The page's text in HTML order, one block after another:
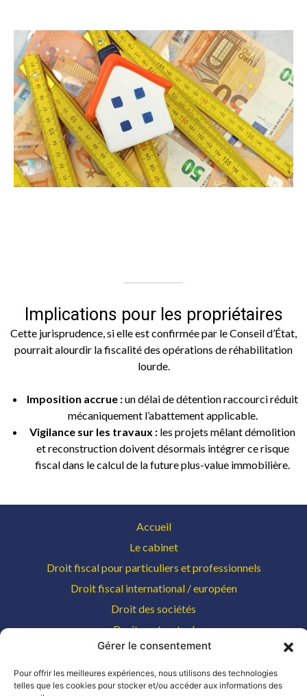
Gérer le consentement
Pour offrir les meilleures expériences, nous utilisons des technologies
telles que les cookies pour stocker et/ou accéder aux informations des
Implications pour les propriétaires
Cette jurisprudence, si elle est confirmée par le Conseil d’État,
pourrait alourdir la fiscalité des opérations de réhabilitation
lourde.
Imposition accrue :un délai de détention raccourci réduit
mécaniquement l’abattement applicable.
Vigilance sur les travaux : les projets mêlant démolition
et reconstruction doivent désormais intégrer ce risque
fiscal dans le calcul de la future plus-value immobilière.
Accueil
Le cabinet
Droit fiscal pour particuliers et professionnels
Droit fiscal international / européen
Droit des sociétés
Droit contractuel
Droit monégasque
Honoraires
Contact